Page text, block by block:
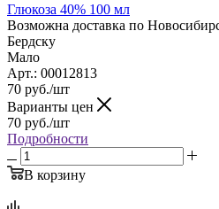
Глюкоза 40% 100 мл
Возможна доставка по
Бердску
Мало
Арт.: 00012813
70 руб./шт
Варианты цен
70 руб./шт
Подробности
В корзину